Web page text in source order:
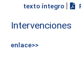
texto íntegro |
Intervenciones
enlace>>